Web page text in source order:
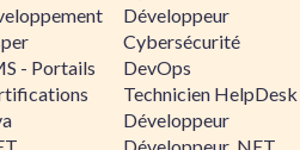
- Portails
Développeur
Cybersécurité
DevOps
Technicien HelpDesk
Développeur